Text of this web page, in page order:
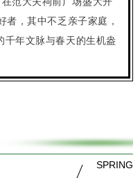
者，其中不乏亲子家庭，
千年文脉与春天的生机盎
SPRING